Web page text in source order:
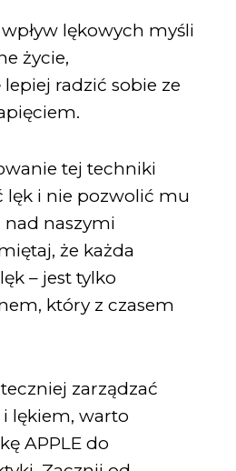
lękowych myśli
życie,
lepiej radzić sobie ze
tej techniki
lęk i nie pozwolić mu
naszymi
że każda
– jest tylko
który z czasem
zarządzać
lękiem, warto
APPLE do